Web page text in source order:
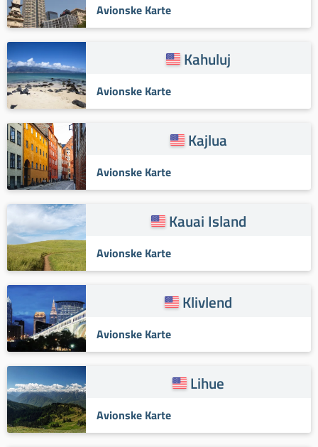
Avionske Karte
Kahuluj
Avionske Karte
Kajlua
Avionske Karte
Kauai Island
Avionske Karte
Klivlend
Avionske Karte
Lihue
Avionske Karte